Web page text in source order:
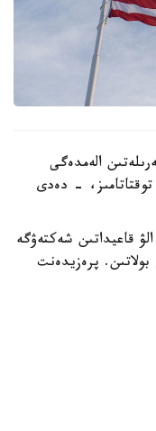
الەمدەگى
- دەدى
قاعيداتىن شەكتەۋگە
بولاتىن. پرەزيدەنت